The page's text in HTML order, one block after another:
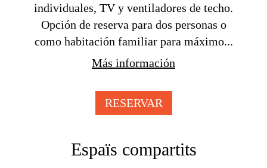
individuales, TV y ventiladores de techo.
Opción de reserva para dos personas o
como habitación familiar para máximo...
Más información
RESERVAR
Espaïs compartits